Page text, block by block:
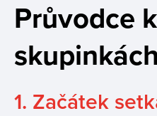
Průvodce
skupinkách
1. Začátek